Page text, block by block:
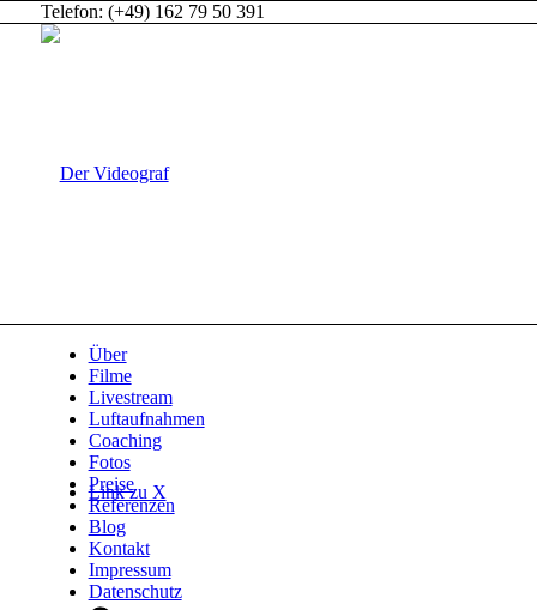
Telefon: (+49) 162 79 50 391
Link zu X
Über
Filme
Livestream
Luftaufnahmen
Coaching
Fotos
Preise
Referenzen
Blog
Kontakt
Impressum
Datenschutz